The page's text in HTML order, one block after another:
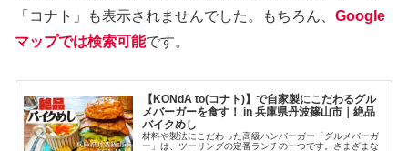
「コナト」も表示されませんでした。もちろん、 Google
マップでは検索可能です。
【KONdA to(コナト)】で自家製にこだわるグル
メバーガーを食す！ in 兵庫県丹波篠山市｜絶品
バイクめし
材料や製法にこだわった高級ハンバーガー「グルメバーガ
ー」は、ツーリングの定番ランチの一つです。さまざまな